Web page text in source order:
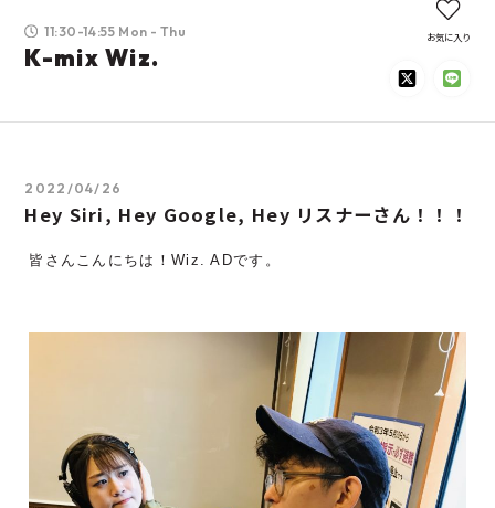
11:30-14:55 Mon - Thu
K-mix Wiz.
お気に入り
2022/04/26
Hey Siri, Hey Google, Hey リスナーさん！！！
皆さんこんにちは！Wiz. ADです。